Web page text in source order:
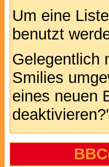
Um eine
benutzt
Gelegentlich
Smilies
eines neuen